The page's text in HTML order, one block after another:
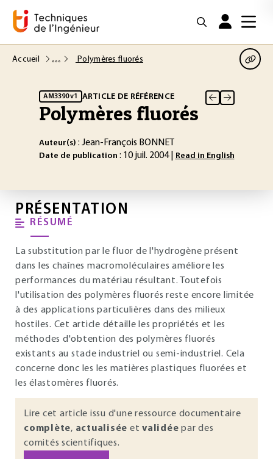
Accueil Polymères fluorés
AM3390 v1 ARTICLE DE RÉFÉRENCE
Polymères fluorés
Auteur(s) : Jean-François BONNET
Date de publication : 10 juil. 2004 | Read in English
PRÉSENTATION
RÉSUMÉ
La substitution par le fluor de l'hydrogène présent
dans les chaînes macromoléculaires améliore les
performances du matériau résultant. Toutefois
l'utilisation des polymères fluorés reste encore limitée
à des applications particulières dans des milieux
hostiles. Cet article détaille les propriétés et les
méthodes d'obtention des polymères fluorés
existants au stade industriel ou semi-industriel. Cela
concerne donc les les matières plastiques fluorées et
les élastomères fluorés.
Lire cet article issu d'une ressource documentaire
complète, actualisée et validée par des
comités scientifiques.